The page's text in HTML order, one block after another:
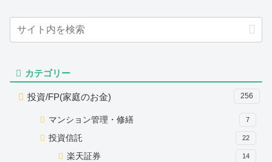
カテゴリー
投資/FP(家庭のお金) 256
マンション管理・修繕 7
投資信託 22
楽天証券 14